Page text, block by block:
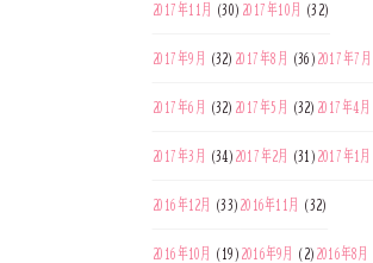
2017年11月 (30) 2017年10月 (32)
2017年9月 (32) 2017年8月 (36) 2017年7月
2017年6月 (32) 2017年5月 (32) 2017年4月
2017年3月 (34) 2017年2月 (31) 2017年1月
2016年12月 (33) 2016年11月 (32)
2016年10月 (19) 2016年9月 (2) 2016年8月